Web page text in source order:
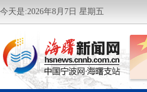
今天是:2026年8月7日 星期五